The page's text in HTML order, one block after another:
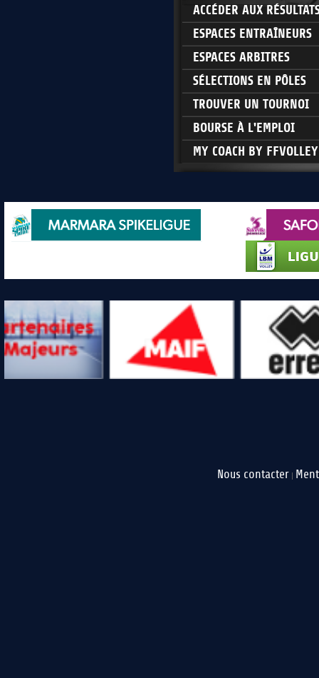
ACCÉDER AUX
ESPACES ENTRAÎNEURS
ESPACES ARBITRES
SÉLECTIONS EN PÔLES
TROUVER UN TOURNOI
BOURSE À L'EMPLOI
MY COACH BY FFVOLLEY
Nous contacter |